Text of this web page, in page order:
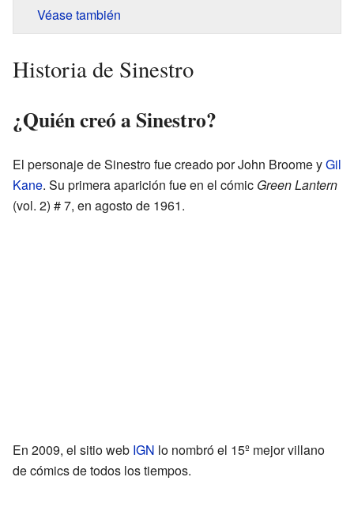
Véase también
Historia de Sinestro
¿Quién creó a Sinestro?
El personaje de Sinestro fue creado por John Broome yGil
Kane. Su primera aparición fue en el cómic Green Lantern
(vol. 2) # 7, en agosto de 1961.
En 2009, el sitio web IGN lo nombró el 15º mejor villano
de cómics de todos los tiempos.